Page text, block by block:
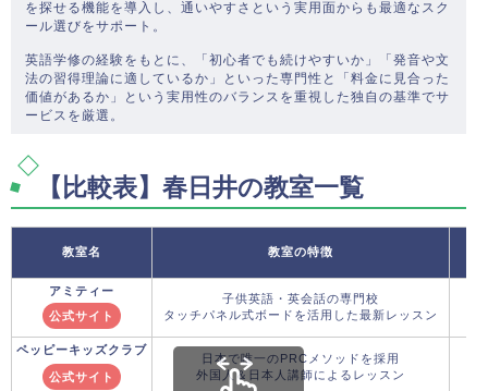
を探せる機能を導入し、通いやすさという実用面からも最適なスク
ール選びをサポート。
英語学修の経験をもとに、「初心者でも続けやすいか」「発音や文
法の習得理論に適しているか」といった専門性と「料金に見合った
価値があるか」という実用性のバランスを重視した独自の基準でサ
ービスを厳選。
【比較表】春日井の教室一覧
教室名 教室の特徴
アミティー
公式サイト
子供英語・英会話の専門校
タッチパネル式ボードを活用した最新レッスン
ペッピーキッズクラブ
公式サイト
日本で唯一のPRCメソッドを採用
外国人＆日本人講師によるレッスン